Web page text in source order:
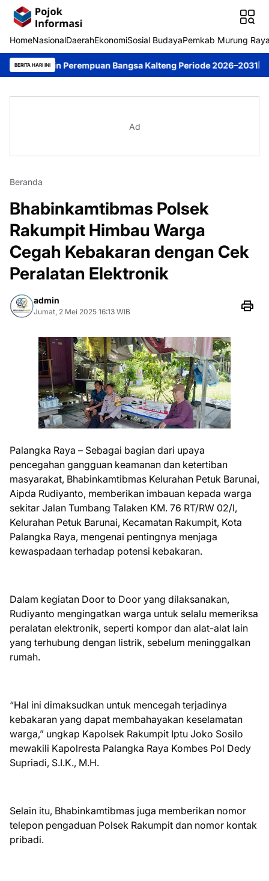
HomeNasionalDaerahEkonomiSosial BudayaPemkab Murung
BERITA HARI INI
Perempuan Bangsa Kalteng Periode 2026–2031 DPRD
Ad
Beranda
Bhabinkamtibmas Polsek
Rakumpit Himbau Warga
Cegah Kebakaran dengan Cek
Peralatan Elektronik
admin
Jumat, 2 Mei 2025 16:13 WIB
Palangka Raya – Sebagai bagian dari upaya
pencegahan gangguan keamanan dan ketertiban
masyarakat, Bhabinkamtibmas Kelurahan Petuk Barunai,
Aipda Rudiyanto, memberikan imbauan kepada warga
sekitar Jalan Tumbang Talaken KM. 76 RT/RW 02/I,
Kelurahan Petuk Barunai, Kecamatan Rakumpit, Kota
Palangka Raya, mengenai pentingnya menjaga
kewaspadaan terhadap potensi kebakaran.
Dalam kegiatan Door to Door yang dilaksanakan,
Rudiyanto mengingatkan warga untuk selalu memeriksa
peralatan elektronik, seperti kompor dan alat-alat lain
yang terhubung dengan listrik, sebelum meninggalkan
rumah.
“Hal ini dimaksudkan untuk mencegah terjadinya
kebakaran yang dapat membahayakan keselamatan
warga,” ungkap Kapolsek Rakumpit Iptu Joko Sosilo
mewakili Kapolresta Palangka Raya Kombes Pol Dedy
Supriadi, S.I.K., M.H.
Selain itu, Bhabinkamtibmas juga memberikan nomor
telepon pengaduan Polsek Rakumpit dan nomor kontak
pribadi.